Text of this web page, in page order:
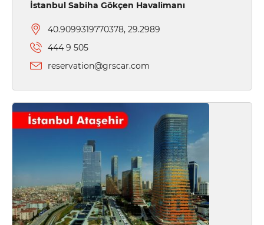
İstanbul Sabiha Gökçen Havalimanı
40.9099319770378, 29.2989
444 9 505
reservation@grscar.com